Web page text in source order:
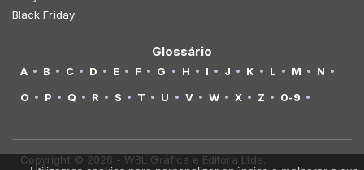
Black Friday
Glossário
A B C D E F G H I J K L M
N
O
P Q R S T U V W X Z 0-9
Copyright © 2026 - WBL Gráfica e Editora Ltda.